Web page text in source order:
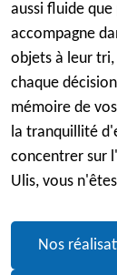
aussi fluide
accompagne
objets à leur
chaque
mémoire de
la tranquillité
concentrer sur
Ulis, vous
Nos